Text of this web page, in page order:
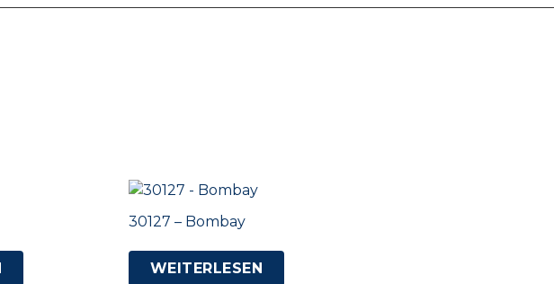
30127 – Bombay
WEITERLESEN